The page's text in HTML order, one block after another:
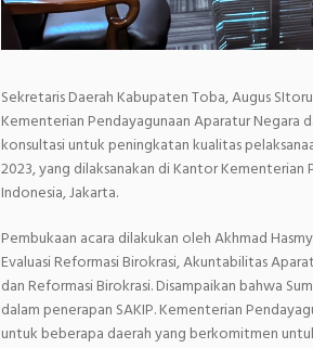
Sekretaris Daerah Kabupaten Toba, Augus
Kementerian Pendayagunaan Aparatur Negara
konsultasi untuk peningkatan kualitas
2023, yang dilaksanakan di Kantor
Indonesia, Jakarta.
Pembukaan acara dilakukan oleh Akhmad
Evaluasi Reformasi Birokrasi, Akuntabilitas
dan Reformasi Birokrasi. Disampaikan bahwa
dalam penerapan SAKIP. Kementerian
untuk beberapa daerah yang berkomitmen